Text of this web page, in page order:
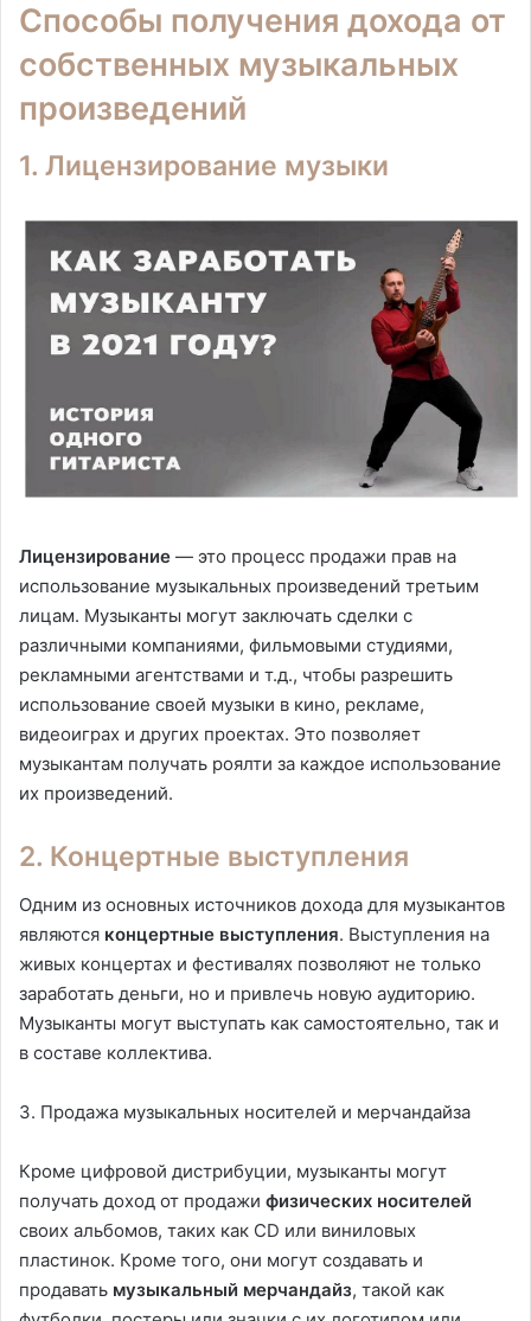
Способы получения дохода от
собственных музыкальных
произведений
1. Лицензирование музыки
Лицензирование — это процесс продажи прав на
использование музыкальных произведений третьим
лицам. Музыканты могут заключать сделки с
различными компаниями, фильмовыми студиями,
рекламными агентствами и т.д., чтобы разрешить
использование своей музыки в кино, рекламе,
видеоиграх и других проектах. Это позволяет
музыкантам получать роялти за каждое использование
их произведений.
2. Концертные выступления
Одним из основных источников дохода для музыкантов
являются концертные выступления. Выступления на
живых концертах и фестивалях позволяют не только
заработать деньги, но и привлечь новую аудиторию.
Музыканты могут выступать как самостоятельно, так и
в составе коллектива.
3. Продажа музыкальных носителей и мерчандайза
Кроме цифровой дистрибуции, музыканты могут
получать доход от продажи физических носителей
своих альбомов, таких как CD или виниловых
пластинок. Кроме того, они могут создавать и
продавать музыкальный мерчандайз, такой как